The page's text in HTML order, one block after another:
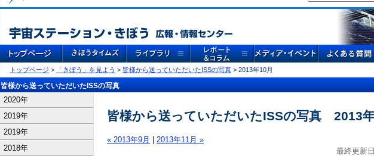
トップページ > 「きぼう」を見よう > 皆様から送っていただいたISSの写真 > 2013年10月
皆様から送っていただいたISSの写真
2020年
2019年
2019年
2018年
皆様から送っていただいたISSの写真 2013年
« 2013年9月
2013年11月 »
最終更新